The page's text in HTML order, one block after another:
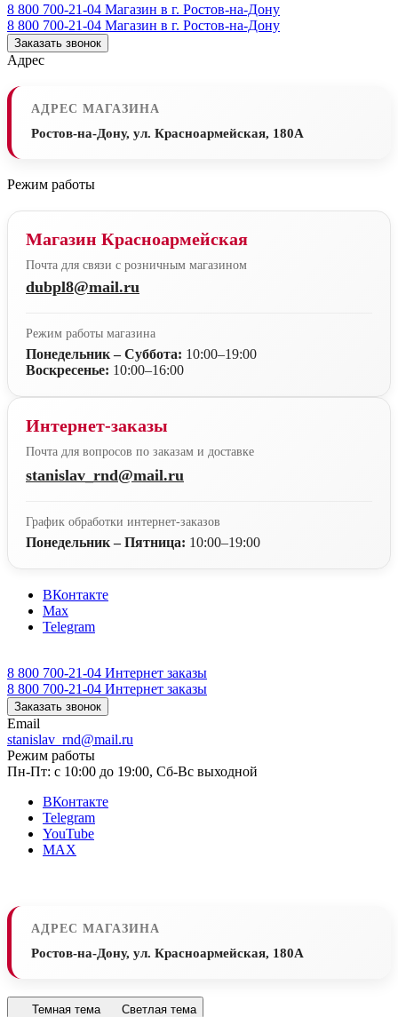
8 800 700-21-04 Магазин в г. Ростов-на-Дону
8 800 700-21-04 Магазин в г. Ростов-на-Дону
Заказать звонок
Адрес
АДРЕС МАГАЗИНА
Ростов-на-Дону, ул. Красноармейская, 180А
Режим работы
Магазин Красноармейская
Почта для связи с розничным магазином
dubpl8@mail.ru
Режим работы магазина
Понедельник – Суббота: 10:00–19:00
Воскресенье: 10:00–16:00
Интернет-заказы
Почта для вопросов по заказам и доставке
stanislav_rnd@mail.ru
График обработки интернет-заказов
Понедельник – Пятница: 10:00–19:00
ВКонтакте
Max
Telegram
8 800 700-21-04 Интернет заказы
8 800 700-21-04 Интернет заказы
Заказать звонок
Email
stanislav_rnd@mail.ru
Режим работы
Пн-Пт: с 10:00 до 19:00, Сб-Вс выходной
ВКонтакте
Telegram
YouTube
MAX
АДРЕС МАГАЗИНА
Ростов-на-Дону, ул. Красноармейская, 180А
Темная тема Светлая тема